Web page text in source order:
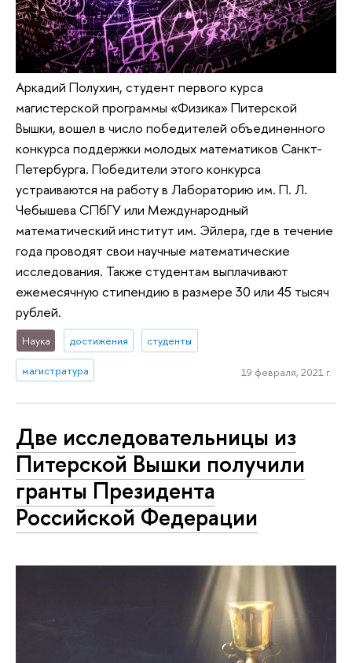
Аркадий Полухин, студент первого курса
магистерской программы «Физика» Питерской
Вышки, вошел в число победителей объединенного
конкурса поддержки молодых математиков Санкт-
Петербурга. Победители этого конкурса
устраиваются на работу в Лабораторию им. П. Л.
Чебышева СПбГУ или Международный
математический институт им. Эйлера, где в течение
года проводят свои научные математические
исследования. Также студентам выплачивают
ежемесячную стипендию в размере 30 или 45 тысяч
рублей.
Наука достижения студенты
магистратура 19 февраля, 2021 г.
Две исследовательницы из
Питерской Вышки получили
гранты Президента
Российской Федерации